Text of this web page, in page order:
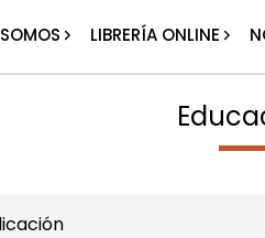
LIBRERÍA ONLINE